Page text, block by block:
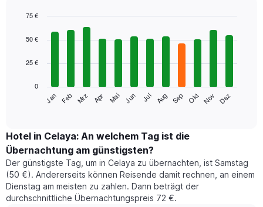
chart
bars.
Das
folgende
den
durchschnittlichen
Zimmerpreis
im
jeweiligen
Monat
an.
graphic.
Jan Feb Mrz Apr Mai Jun Jul Aug Sep Okt Nov Dez
0
25 €
50 €
75 €
Hotel in Celaya: An welchem Tag ist die
Übernachtung am günstigsten?
Der günstigste Tag, um in Celaya zu übernachten, ist Samstag
(50 €). Andererseits können Reisende damit rechnen, an einem
Dienstag am meisten zu zahlen. Dann beträgt der
durchschnittliche Übernachtungspreis 72 €.